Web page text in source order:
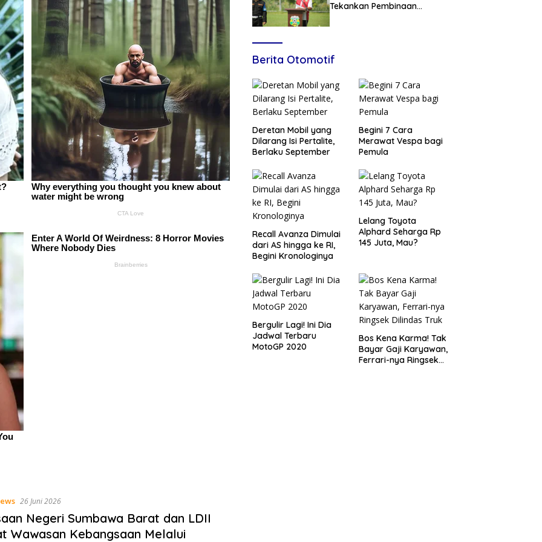
26 Juni 2026
Negeri Sumbawa Barat dan LDII
Wawasan Kebangsaan Melalui
Tekankan Pembinaan
Berita Otomotif
Deretan Mobil yang
Dilarang Isi Pertalite,
Berlaku September
Begini 7 Cara
Merawat Vespa bagi
Pemula
Recall Avanza Dimulai
dari AS hingga ke RI,
Begini Kronologinya
Lelang Toyota
Alphard Seharga Rp
145 Juta, Mau?
Bergulir Lagi! Ini Dia
Jadwal Terbaru
MotoGP 2020
Bos Kena Karma! Tak
Bayar Gaji Karyawan,
Ferrari-nya Ringsek